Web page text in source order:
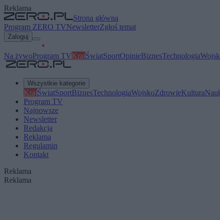
Reklama
Strona główna
Program ZERO TVNewsletterZgłoś temat
Zaloguj
Na żywoProgram TVKrajŚwiatSportOpinieBiznesTechnologia
Wszystkie kategorie
KrajŚwiatSportBiznesTechnologiaWojskoZdrowieKultura
Program TV
Najnowsze
Newsletter
Redakcja
Reklama
Regulamin
Kontakt
Reklama
Reklama